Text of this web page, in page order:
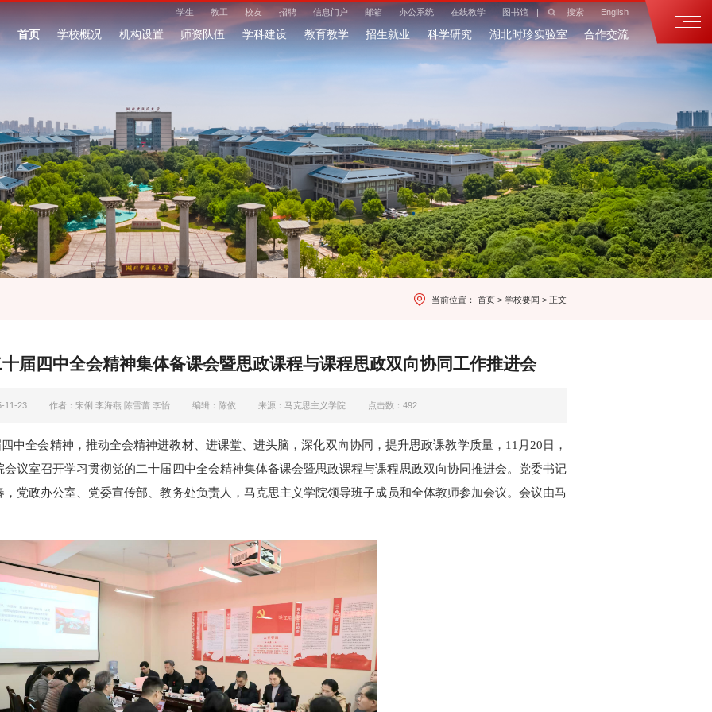
学生 教工 校友 招聘 信息门户 邮箱 办公系统 在线教学 图书馆 | 搜索 English
首页 学校概况 机构设置 师资队伍 学科建设 教育教学 招生就业 科学研究 湖北时珍实验室 合作交流
当前位置：首页 >学校要闻 >正文
届四中全会精神集体备课会暨思政课程与课程思政双向协同工作推进会
11-23 作者：宋俐 李海燕 陈雪蕾 李怡 编辑：陈依 来源：马克思主义学院 点击数： 492
中全会精神，推动全会精神进教材、进课堂、进头脑，深化双向协同，提升思政课教学质量， 11月20日，
会议室召开学习贯彻党的二十届四中全会精神集体备课会暨思政课程与课程思政双向协同推进会。党委书记
， 党政办公室、党委宣传部、教务处负责人 ，马克思主义学院领导班子成员和全体教师参加会议。会议由马